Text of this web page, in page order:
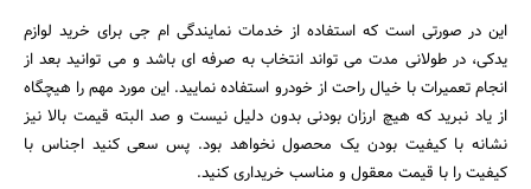
این در صورتی است که استفاده از خدمات نمایندگی ام جی برای خرید لوازم
یدکی، در طولانی مدت می‌ تواند انتخاب به صرفه‌ ای باشد و می‌ توانید بعد از
انجام تعمیرات با خیال راحت از خودرو استفاده نمایید. این مورد مهم را هیچگاه
از یاد نبرید که هیچ ارزان بودنی بدون دلیل نیست و صد البته قیمت بالا نیز
نشانه با کیفیت بودن یک محصول نخواهد بود. پس سعی کنید اجناس با
کیفیت را با قیمت معقول و مناسب خریداری کنید.